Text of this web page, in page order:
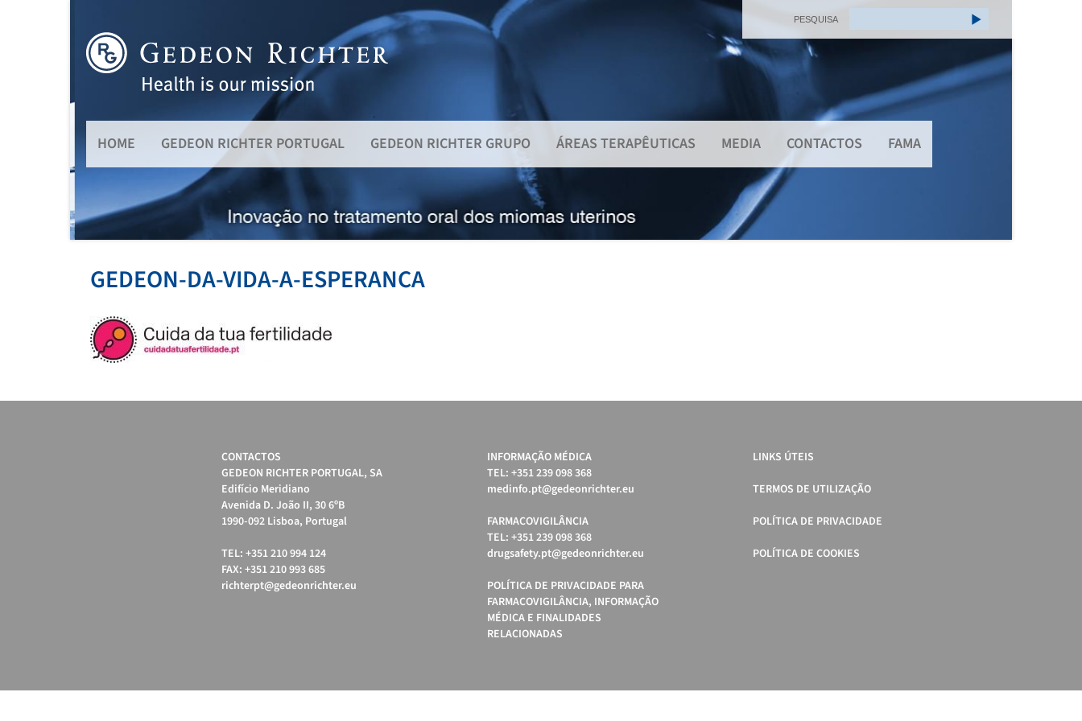
PESQUISA
HOME GEDEON RICHTER PORTUGAL GEDEON RICHTER GRUPO ÁREAS TERAPÊUTICAS MEDIA CONTACTOS FAMA
GEDEON-DA-VIDA-A-ESPERANCA
CONTACTOS
GEDEON RICHTER PORTUGAL, SA
Edifício Meridiano
Avenida D. João II, 30 6ºB
1990-092 Lisboa, Portugal
TEL: +351 210 994 124
FAX: +351 210 993 685
richterpt@gedeonrichter.eu
INFORMAÇÃO MÉDICA
TEL: +351 239 098 368
medinfo.pt@gedeonrichter.eu
FARMACOVIGILÂNCIA
TEL: +351 239 098 368
drugsafety.pt@gedeonrichter.eu
POLÍTICA DE PRIVACIDADE PARA
FARMACOVIGILÂNCIA, INFORMAÇÃO
MÉDICA E FINALIDADES
RELACIONADAS
LINKS ÚTEIS
TERMOS DE UTILIZAÇÃO
POLÍTICA DE PRIVACIDADE
POLÍTICA DE COOKIES